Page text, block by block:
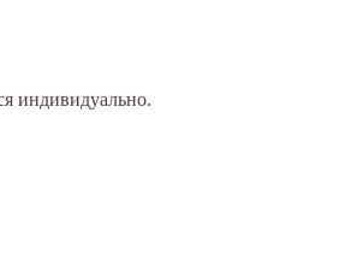
индивидуально.